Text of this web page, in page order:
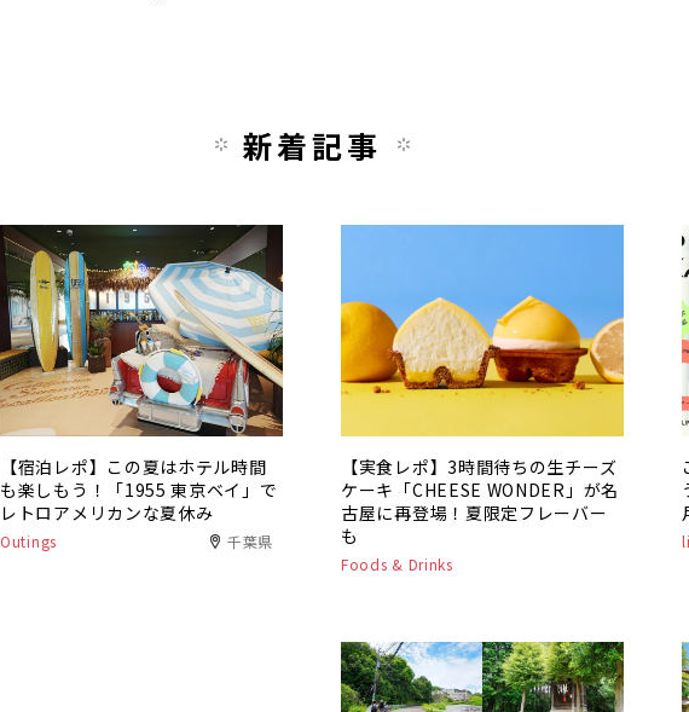
新着記事
【宿泊レポ】この夏はホテル時間
も楽しもう！「1955 東京ベイ」で
レトロアメリカンな夏休み
Outings 千葉県
【実食レポ】3時間待ちの生チーズ
ケーキ「CHEESE WONDER」が名
古屋に再登場！夏限定フレーバー
も
Foods & Drinks